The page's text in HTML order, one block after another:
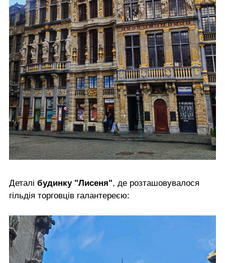
Деталі будинку "Лисеня", де розташовувалося
гільдія торговців галантереєю: